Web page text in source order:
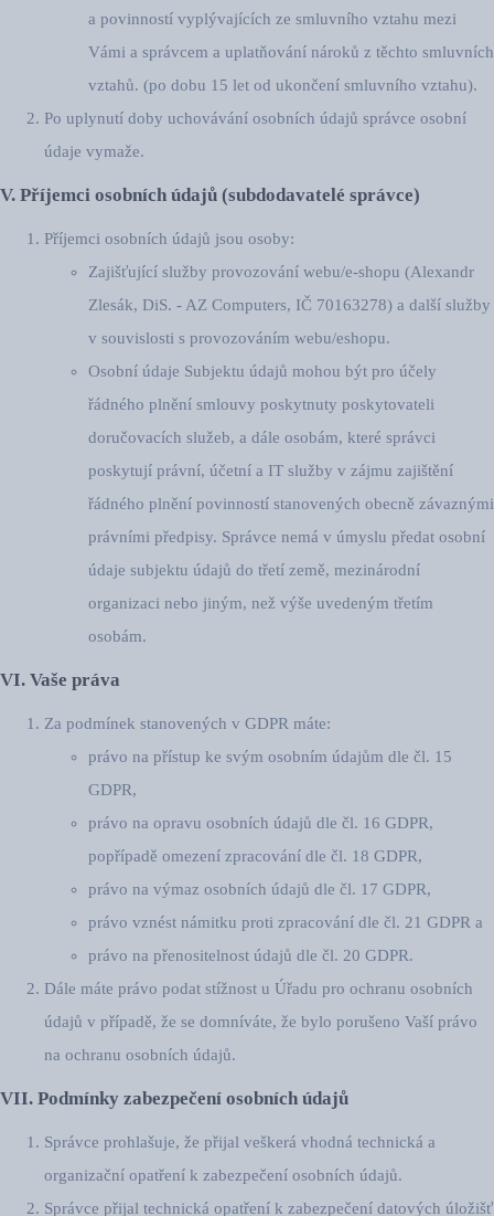
a povinností vyplývajících ze smluvního vztahu mezi
Vámi a správcem a uplatňování nároků z těchto smluvních
vztahů. (po dobu 15 let od ukončení smluvního vztahu).
Po uplynutí doby uchovávání osobních údajů správce osobní
údaje vymaže.
V. Příjemci osobních údajů (subdodavatelé správce)
Příjemci osobních údajů jsou osoby:
Zajišťující služby provozování webu/e-shopu (Alexandr
Zlesák, DiS. - AZ Computers, IČ 70163278) a další služby
v souvislosti s provozováním webu/eshopu.
Osobní údaje Subjektu údajů mohou být pro účely
řádného plnění smlouvy poskytnuty poskytovateli
doručovacích služeb, a dále osobám, které správci
poskytují právní, účetní a IT služby v zájmu zajištění
řádného plnění povinností stanovených obecně závaznými
právními předpisy. Správce nemá v úmyslu předat osobní
údaje subjektu údajů do třetí země, mezinárodní
organizaci nebo jiným, než výše uvedeným třetím
osobám.
VI. Vaše práva
Za podmínek stanovených v GDPR máte:
právo na přístup ke svým osobním údajům dle čl. 15
GDPR,
právo na opravu osobních údajů dle čl. 16 GDPR,
popřípadě omezení zpracování dle čl. 18 GDPR,
právo na výmaz osobních údajů dle čl. 17 GDPR,
právo vznést námitku proti zpracování dle čl. 21 GDPR a
právo na přenositelnost údajů dle čl. 20 GDPR.
Dále máte právo podat stížnost u Úřadu pro ochranu osobních
údajů v případě, že se domníváte, že bylo porušeno Vaší právo
na ochranu osobních údajů.
VII. Podmínky zabezpečení osobních údajů
Správce prohlašuje, že přijal veškerá vhodná technická a
organizační opatření k zabezpečení osobních údajů.
Správce přijal technická opatření k zabezpečení datových úložišť